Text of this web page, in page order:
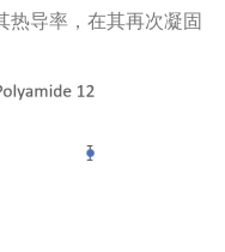
热导率，在其再次凝固